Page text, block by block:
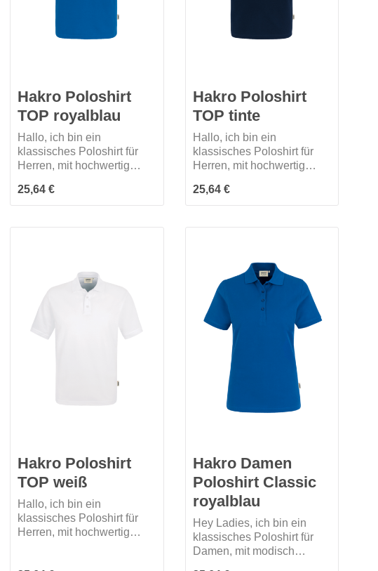
Hakro Poloshirt
TOP royalblau
Hallo, ich bin ein
klassisches Poloshirt für
Herren, mit hochwertig
Knopfleiste mit extra haltbar
angenähten, bruchsicheren
geriegelten Seitenschlitzen.
Passform: Comfort Fit
Regulärer Preis:
25,64 €
Hakro Poloshirt
TOP tinte
Hallo, ich bin ein
klassisches Poloshirt für
Herren, mit hochwertig
Knopfleiste mit extra haltbar
angenähten, bruchsicheren
Nackenband und doppelt
geriegelten Seitenschlitzen.
Passform: Comfort Fit
Regulärer Preis:
25,64 €
Hakro Poloshirt
TOP weiß
Hallo, ich bin ein
klassisches Poloshirt für
Herren, mit hochwertig
Hakro Damen
Poloshirt Classic
royalblau
Hey Ladies, ich bin ein
klassisches Poloshirt für
Damen, mit modisch